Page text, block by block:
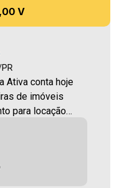
V
de imóveis
para locação